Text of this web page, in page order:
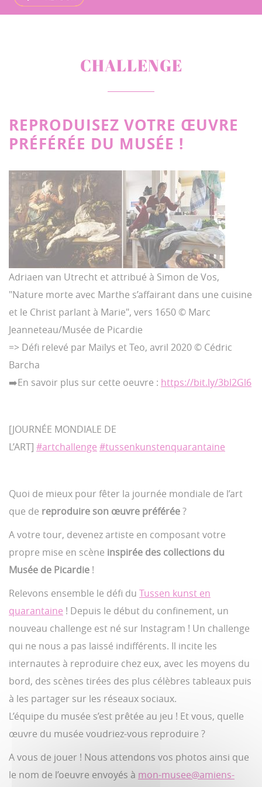
CHALLENGE
REPRODUISEZ VOTRE ŒUVRE
PRÉFÉRÉE DU MUSÉE !
Adriaen van Utrecht et attribué à Simon de Vos,
"Nature morte avec Marthe s’affairant dans une cuisine
et le Christ parlant à Marie", vers 1650 © Marc
Jeanneteau/Musée de Picardie
=> Défi relevé par Maïlys et Teo, avril 2020 © Cédric
Barcha
➡️En savoir plus sur cette oeuvre : https://bit.ly/3bl2Gl6
[JOURNÉE MONDIALE DE
L’ART] #artchallenge #tussenkunstenquarantaine
Quoi de mieux pour fêter la journée mondiale de l’art
que de reproduire son œuvre préférée?
A votre tour, devenez artiste en composant votre
propre mise en scène inspirée des collections du
Musée de Picardie !
Relevons ensemble le défi du Tussen kunst en
quarantaine ! Depuis le début du confinement, un
nouveau challenge est né sur Instagram ! Un challenge
qui ne nous a pas laissé indifférents. Il incite les
internautes à reproduire chez eux, avec les moyens du
bord, des scènes tirées des plus célèbres tableaux puis
à les partager sur les réseaux sociaux.
L’équipe du musée s’est prêtée au jeu ! Et vous, quelle
œuvre du musée voudriez-vous reproduire ?
A vous de jouer ! Nous attendons vos photos ainsi que
le nom de l’oeuvre envoyés à mon-musee@amiens-